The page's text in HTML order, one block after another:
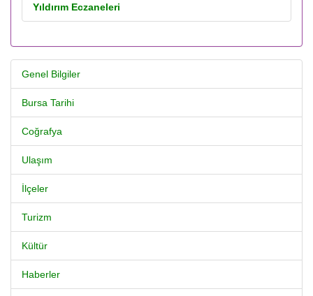
Yıldırım Eczaneleri
Genel Bilgiler
Bursa Tarihi
Coğrafya
Ulaşım
İlçeler
Turizm
Kültür
Haberler